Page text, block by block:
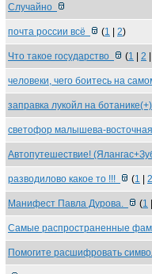
Случайно
почта россии всё (1 2)
Что такое государство (1 2
человеки, чего боитесь на
заправка лукойл на ботанике(+)
светофор малышева-восточная
Автопутешествие!
разводилово какое то !!! (1 2
Манифест Павла Дурова. (1
Самые распространенные
Помогите расшифровать